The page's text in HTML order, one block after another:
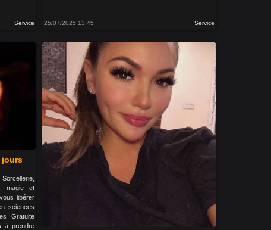
Service 25/07/2025 13:45 Service
jours
magie et
libérer
sciences
Gratuite
à prendre